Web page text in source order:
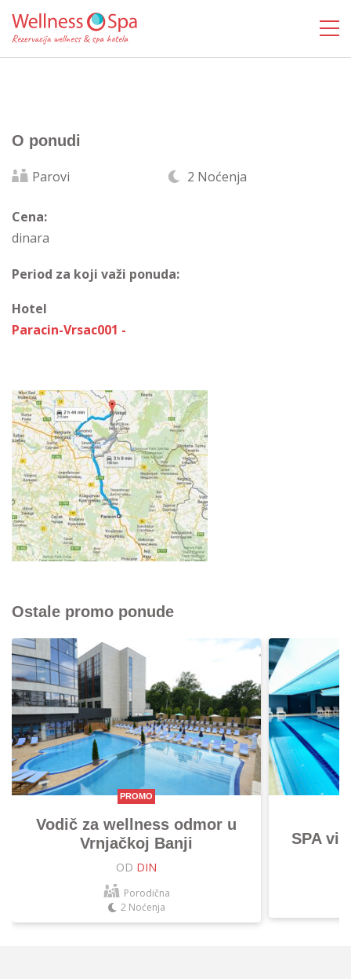
O ponudi
Parovi 2 Noćenja
Cena:
dinara
Period za koji važi ponuda:
Hotel
Paracin-Vrsac001 -
Ostale promo ponude
PROMO
Vodič za wellness odmor u
Vrnjačkoj Banji
OD DIN
Porodična
2 Noćenja
SPA